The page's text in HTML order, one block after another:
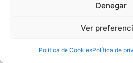
Denegar
Ver
Política de CookiesPolítica de
Todos los derechos © 2012 - 2026